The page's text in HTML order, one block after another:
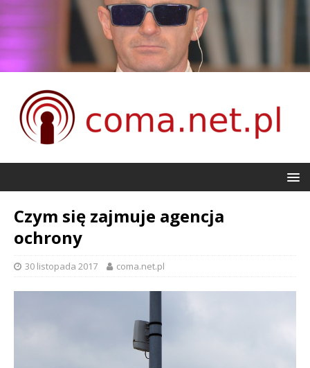
Czym się zajmuje agencja
ochrony
30 listopada 2017 coma.net.pl